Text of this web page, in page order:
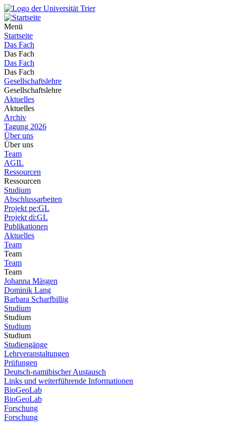
Menü
Startseite
Das Fach
Das Fach
Das Fach
Das Fach
Gesellschaftslehre
Gesellschaftslehre
Aktuelles
Aktuelles
Archiv
Tagung 2026
Über uns
Über uns
Team
AGIL
Ressourcen
Ressourcen
Studium
Abschlussarbeiten
Projekt pe:GL
Projekt di:GL
Publikationen
Aktuelles
Team
Team
Team
Team
Johanna Mäsgen
Dominik Lang
Barbara Scharfbillig
Studium
Studium
Studium
Studium
Studiengänge
Lehrveranstaltungen
Prüfungen
Deutsch-namibischer Austausch
Links und weiterführende Informationen
BioGeoLab
BioGeoLab
Forschung
Forschung